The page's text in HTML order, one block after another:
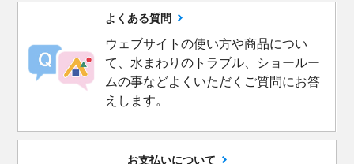
よくある質問
ウェブサイトの使い方や商品につい
て、水まわりのトラブル、ショールー
ムの事などよくいただくご質問にお答
えします。
お支払いについて